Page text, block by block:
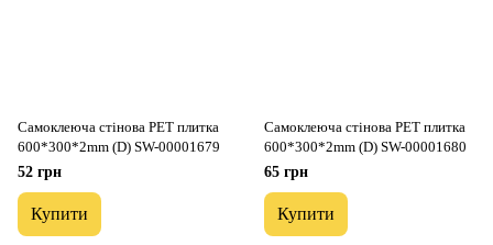
Самоклеюча стінова PET плитка
600*300*2mm (D) SW-00001679
52 грн
Купити
Самоклеюча стінова PET плитка
600*300*2mm (D) SW-00001680
65 грн
Купити